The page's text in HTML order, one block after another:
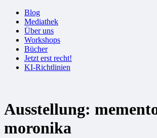
Blog
Mediathek
Über uns
Workshops
Bücher
Jetzt erst recht!
KI-Richtlinien
Ausstellung:
moronika